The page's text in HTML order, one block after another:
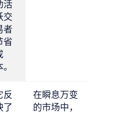
活
交
者
省
反
了
在瞬息万变
的市场中，